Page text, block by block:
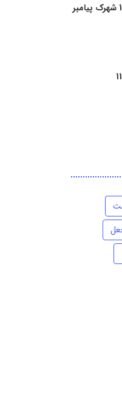
دفتر پیشخوان دولت شماره 192 شهرک پیامبر